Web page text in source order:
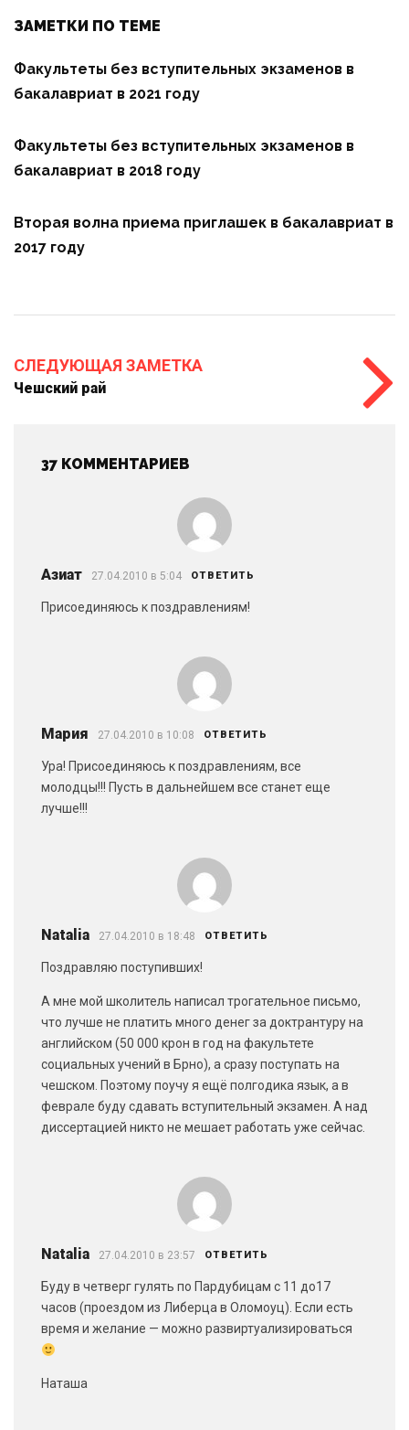
ЗАМЕТКИ ПО ТЕМЕ
Факультеты без вступительных экзаменов в
бакалавриат в 2021 году
Факультеты без вступительных экзаменов в
бакалавриат в 2018 году
Вторая волна приема приглашек в бакалавриат в
2017 году
СЛЕДУЮЩАЯ ЗАМЕТКА
Чешский рай
37 КОММЕНТАРИЕВ
Азиат 27.04.2010 в 5:04 ОТВЕТИТЬ
Присоединяюсь к поздравлениям!
Мария 27.04.2010 в 10:08 ОТВЕТИТЬ
Ура! Присоединяюсь к поздравлениям, все
молодцы!!! Пусть в дальнейшем все станет еще
лучше!!!
Natalia 27.04.2010 в 18:48 ОТВЕТИТЬ
Поздравляю поступивших!
А мне мой школитель написал трогательное письмо,
что лучше не платить много денег за доктрантуру на
английском (50 000 крон в год на факультете
социальных учений в Брно), а сразу поступать на
чешском. Поэтому поучу я ещё полгодика язык, а в
феврале буду сдавать вступительный экзамен. А над
диссертацией никто не мешает работать уже сейчас.
Natalia 27.04.2010 в 23:57 ОТВЕТИТЬ
Буду в четверг гулять по Пардубицам с 11 до17
часов (проездом из Либерца в Оломоуц). Если есть
время и желание — можно развиртуализироваться
Наташа